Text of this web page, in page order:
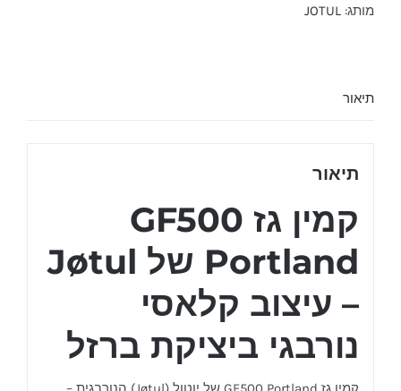
מותג: JOTUL
תיאור
תיאור
קמין גז GF500
Portland של Jøtul
– עיצוב קלאסי
נורבגי ביציקת ברזל